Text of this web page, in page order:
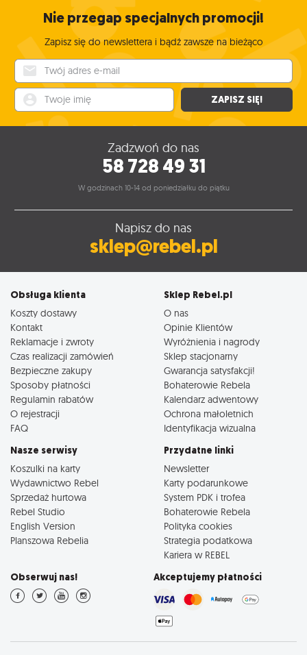
Nie przegap specjalnych promocji!
Zapisz się do newslettera i bądź zawsze na bieżąco
ZAPISZ SIĘ!
Zadzwoń do nas
58 728 49 31
W godzinach 10-14 od poniedziałku do piątku
Napisz do nas
sklep@rebel.pl
Obsługa klienta
Koszty dostawy
Kontakt
Reklamacje i zwroty
Czas realizacji zamówień
Bezpieczne zakupy
Sposoby płatności
Regulamin rabatów
O rejestracji
FAQ
Sklep Rebel.pl
O nas
Opinie Klientów
Wyróżnienia i nagrody
Sklep stacjonarny
Gwarancja satysfakcji!
Bohaterowie Rebela
Kalendarz adwentowy
Ochrona małoletnich
Identyfikacja wizualna
Nasze serwisy
Koszulki na karty
Wydawnictwo Rebel
Sprzedaż hurtowa
Rebel Studio
English Version
Planszowa Rebelia
Przydatne linki
Newsletter
Karty podarunkowe
System PDK i trofea
Bohaterowie Rebela
Polityka cookies
Strategia podatkowa
Kariera w REBEL
Obserwuj nas! Akceptujemy płatności